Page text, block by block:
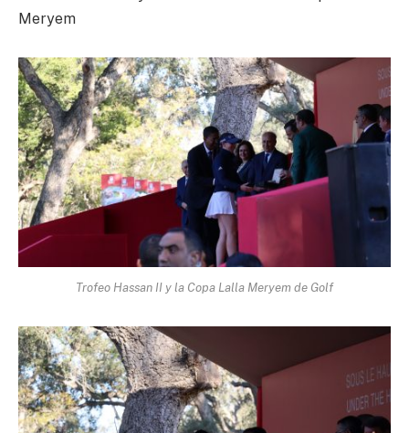
Meryem
Trofeo Hassan II y la Copa Lalla Meryem de Golf